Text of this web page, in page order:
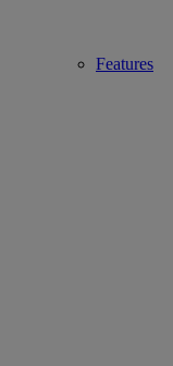
Features